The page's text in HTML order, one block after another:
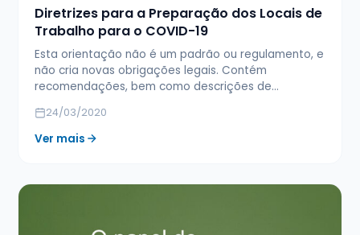
Diretrizes para a Preparação dos Locais de
Trabalho para o COVID-19
Esta orientação não é um padrão ou regulamento, e
não cria novas obrigações legais. Contém
recomendações, bem como descrições de…
24/03/2020
Ver mais